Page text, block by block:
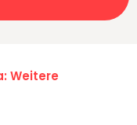
Weitere